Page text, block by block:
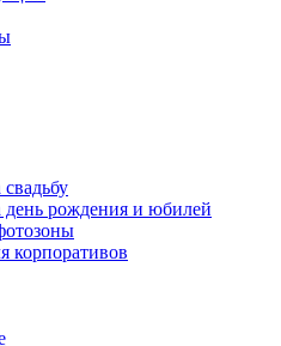
день рождения и юбилей
корпоративов